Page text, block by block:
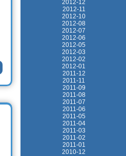
2012-12
2012-11
2012-10
2012-08
2012-07
2012-06
2012-05
2012-03
2012-02
2012-01
2011-12
2011-11
2011-09
2011-08
2011-07
2011-06
2011-05
2011-04
2011-03
2011-02
2011-01
2010-12